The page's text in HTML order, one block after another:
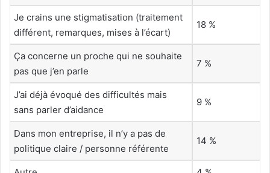
Je crains une stigmatisation (traitement
différent, remarques, mises à l’écart)
18 %
Ça concerne un proche qui ne souhaite
pas que j’en parle
7 %
J’ai déjà évoqué des difficultés mais
sans parler d’aidance
9 %
Dans mon entreprise, il n’y a pas de
politique claire / personne référente
14 %